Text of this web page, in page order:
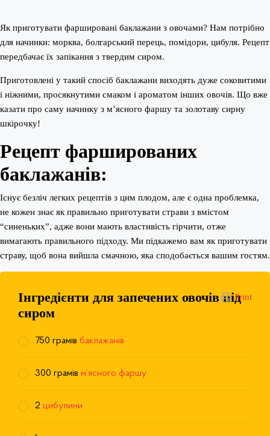
Як приготувати фаршировані баклажани з овочами? Нам потрібно
для начинки: морква, болгарський перець, помідори, цибуля. Рецепт
передбачає їх запікання з твердим сиром.
Приготовлені у такий спосіб баклажани виходять дуже соковитими
і ніжними, просякнутими смаком і ароматом інших овочів. Що вже
казати про саму начинку з м’ясного фаршу та золотаву сирну
шкірочку!
Рецепт фаршированих
баклажанів:
Існує безліч легких рецептів з цим плодом, але є одна проблемка,
не кожен знає як правильно приготувати страви з вмістом
“синеньких”, адже вони мають властивість гірчити, отже
вимагають правильного підходу. Ми підкажемо вам як приготувати
страву, щоб вона вийшла смачною, яка сподобається вашим гостям.
Print
Інгредієнти для запечених овочів під
сиром
750 грамів баклажанів
300 грамів м’ясного фаршу
2 цибулини